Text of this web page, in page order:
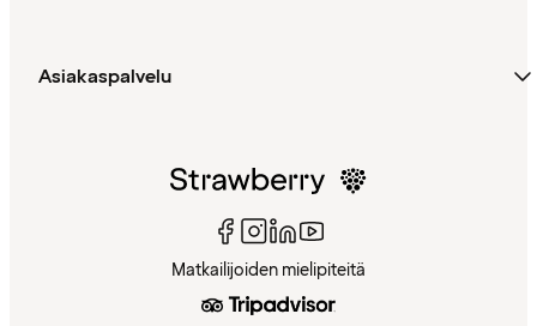
Asiakaspalvelu
Matkailijoiden mielipiteitä